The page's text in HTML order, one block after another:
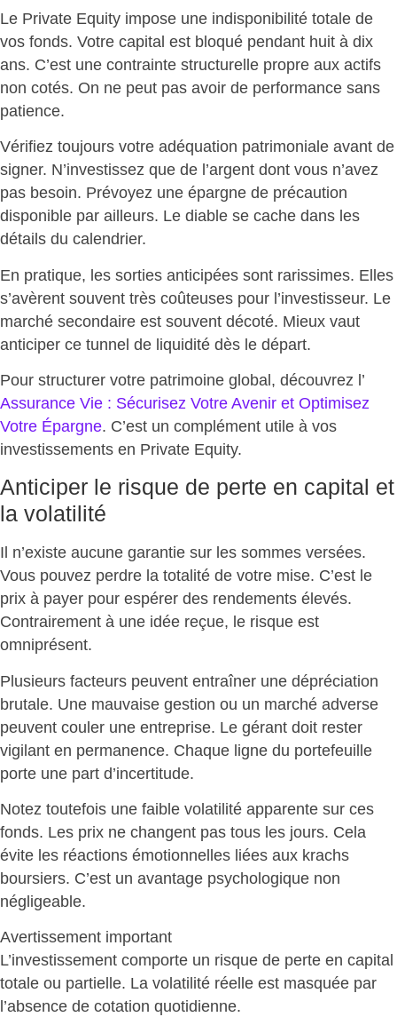
Le Private Equity impose une indisponibilité totale de
vos fonds. Votre capital est bloqué pendant huit à dix
ans. C’est une contrainte structurelle propre aux actifs
non cotés. On ne peut pas avoir de performance sans
patience.
Vérifiez toujours votre adéquation patrimoniale avant de
signer. N’investissez que de l’argent dont vous n’avez
pas besoin. Prévoyez une épargne de précaution
disponible par ailleurs. Le diable se cache dans les
détails du calendrier.
En pratique, les sorties anticipées sont rarissimes. Elles
s’avèrent souvent très coûteuses pour l’investisseur. Le
marché secondaire est souvent décoté. Mieux vaut
anticiper ce tunnel de liquidité dès le départ.
Pour structurer votre patrimoine global, découvrez l’
Assurance Vie : Sécurisez Votre Avenir et Optimisez
Votre Épargne. C’est un complément utile à vos
investissements en Private Equity.
Anticiper le risque de perte en capital et
la volatilité
Il n’existe aucune garantie sur les sommes versées.
Vous pouvez perdre la totalité de votre mise. C’est le
prix à payer pour espérer des rendements élevés.
Contrairement à une idée reçue, le risque est
omniprésent.
Plusieurs facteurs peuvent entraîner une dépréciation
brutale. Une mauvaise gestion ou un marché adverse
peuvent couler une entreprise. Le gérant doit rester
vigilant en permanence. Chaque ligne du portefeuille
porte une part d’incertitude.
Notez toutefois une faible volatilité apparente sur ces
fonds. Les prix ne changent pas tous les jours. Cela
évite les réactions émotionnelles liées aux krachs
boursiers. C’est un avantage psychologique non
négligeable.
Avertissement important
L’investissement comporte un risque de perte en capital
totale ou partielle. La volatilité réelle est masquée par
l’absence de cotation quotidienne.